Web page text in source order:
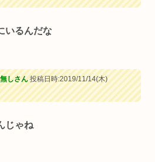
いるんだな
しさん投稿日時:2019/11/14(木)
じゃね